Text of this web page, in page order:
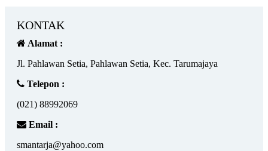
KONTAK
Alamat :
Jl. Pahlawan Setia, Pahlawan Setia, Kec. Tarumajaya
Telepon :
(021) 88992069
Email :
smantarja@yahoo.com